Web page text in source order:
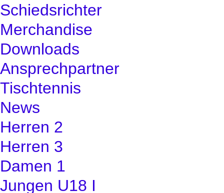
Schiedsrichter
Merchandise
Downloads
Ansprechpartner
Tischtennis
News
Herren 2
Herren 3
Damen 1
Jungen U18 I